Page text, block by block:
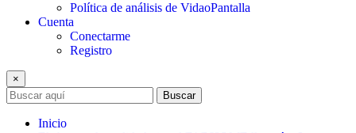
Política de análisis de VidaoPantalla
Cuenta
Conectarme
Registro
×
Buscar
Inicio